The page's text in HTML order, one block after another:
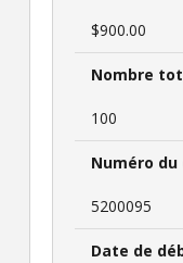
$900.00
Nombre
100
Numéro du
5200095
Date de